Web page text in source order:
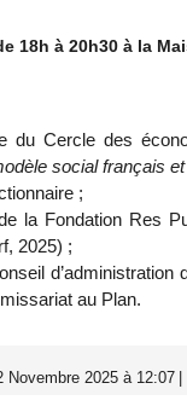
18h à 20h30 à la
du Cercle des
social français
;
la Fondation Res
2025) ;
d’administration
au Plan.
Novembre 2025 à 12:07